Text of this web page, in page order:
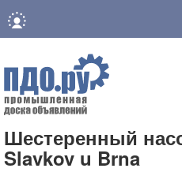
Шестеренный
Slavkov u Brna